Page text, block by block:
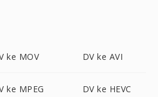
ke MOV DV ke AVI
ke MPEG DV ke HEVC